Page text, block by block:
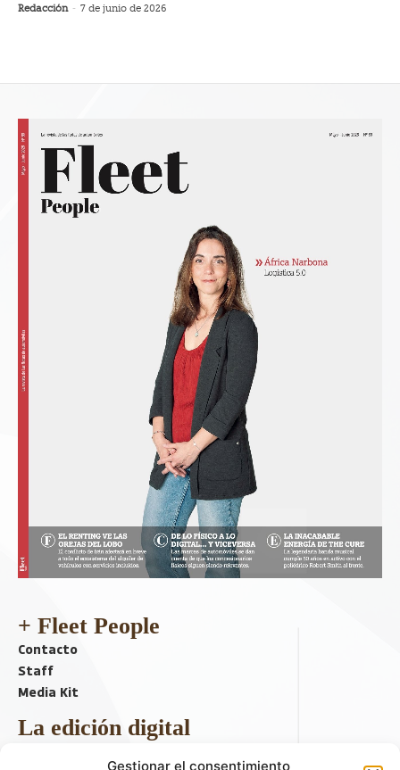
Gestionar el consentimiento
Redacción - 7 de junio de 2026
+ Fleet People
Contacto
Staff
Media Kit
La edición digital
Descargar último ejemplar